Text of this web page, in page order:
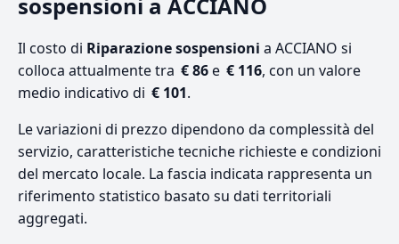
Il costo di Riparazione sospensioni a ACCIANO si
colloca attualmente tra € 86e € 116, con un valore
medio indicativo di € 101.
Le variazioni di prezzo dipendono da complessità del
servizio, caratteristiche tecniche richieste e condizioni
del mercato locale. La fascia indicata rappresenta un
riferimento statistico basato su dati territoriali
aggregati.